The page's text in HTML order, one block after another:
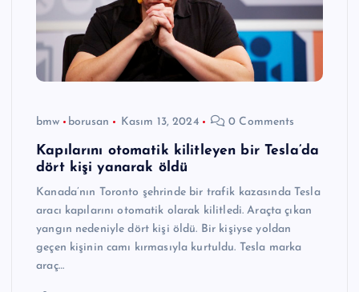
bmw borusan Kasım 13, 2024 0 Comments
Kapılarını otomatik kilitleyen bir Tesla’da
dört kişi yanarak öldü
Kanada’nın Toronto şehrinde bir trafik kazasında Tesla
aracı kapılarını otomatik olarak kilitledi. Araçta çıkan
yangın nedeniyle dört kişi öldü. Bir kişiyse yoldan
geçen kişinin camı kırmasıyla kurtuldu. Tesla​ marka
araç…